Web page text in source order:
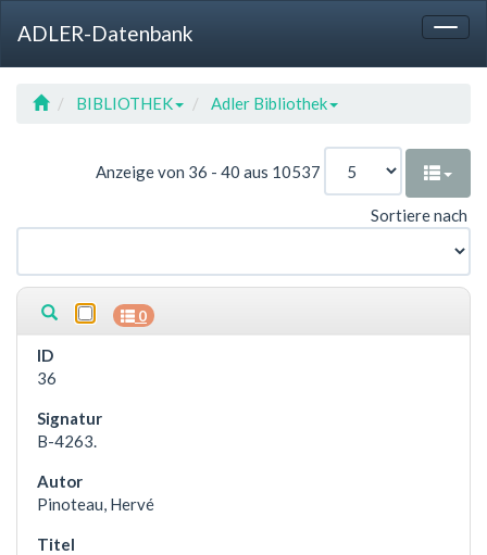
zur
zum
zur
Referenz
ADLER-Datenbank
BIBLIOTHEK Adler Bibliothek
Anzeige von 36 - 40 aus 10537
Sortiere nach
0
36
B-4263.
Pinoteau, Hervé